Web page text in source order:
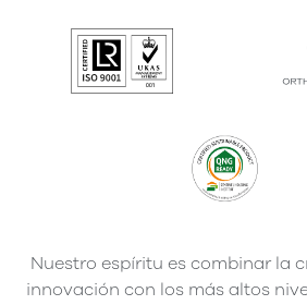
Nuestro espíritu es combinar la
innovación con los más altos